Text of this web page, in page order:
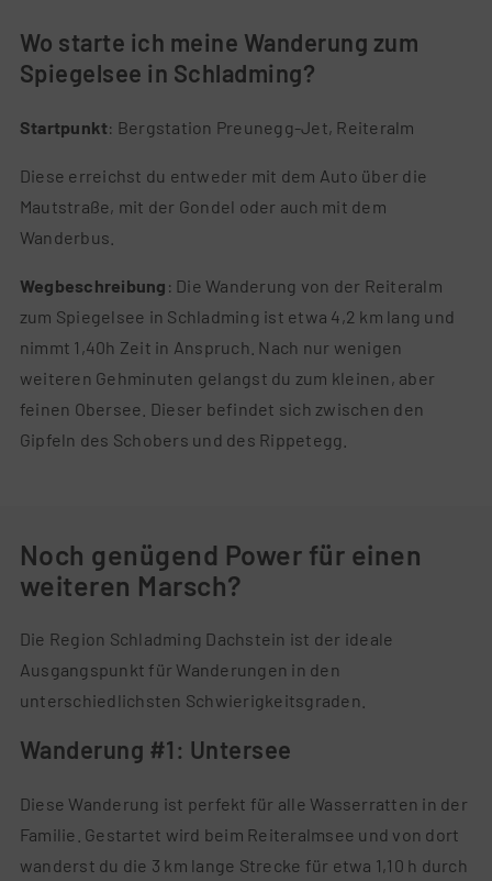
Wo starte ich meine Wanderung zum
Spiegelsee in Schladming?
Startpunkt: Bergstation Preunegg-Jet, Reiteralm
Diese erreichst du entweder mit dem Auto über die
Mautstraße, mit der Gondel oder auch mit dem
Wanderbus.
Wegbeschreibung : Die Wanderung von der Reiteralm
zum Spiegelsee in Schladming ist etwa 4,2 km lang und
nimmt 1,40h Zeit in Anspruch. Nach nur wenigen
weiteren Gehminuten gelangst du zum kleinen, aber
feinen Obersee. Dieser befindet sich zwischen den
Gipfeln des Schobers und des Rippetegg.
Noch genügend Power für einen
weiteren Marsch?
Die Region Schladming Dachstein ist der ideale
Ausgangspunkt für Wanderungen in den
unterschiedlichsten Schwierigkeitsgraden.
Wanderung #1: Untersee
Diese Wanderung ist perfekt für alle Wasserratten in der
Familie. Gestartet wird beim Reiteralmsee und von dort
wanderst du die 3 km lange Strecke für etwa 1,10 h durch